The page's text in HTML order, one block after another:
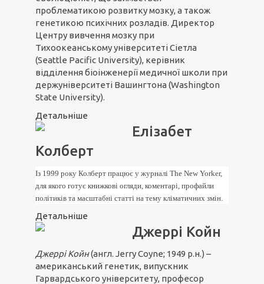
проблематикою розвитку мозку, а також
генетикою психічних розладів. Директор
Центру вивчення мозку при
Тихоокеанському університеті Сіетла
(Seattle Pacific University), керівник
відділення біоінженерії медичної школи при
держуніверситеті Вашингтона (Washington
State University).
Детальніше
Елізабет
Колберт
Із 1999 року Колберт працює у журналі The New Yorker,
для якого готує книжкові огляди, коментарі, профайли
політиків та масштабні статті на тему кліматичних змін.
Детальніше
Джеррі Койн
Джеррі Койн(англ. Jerry Coyne; 1949 р.н.) –
американський генетик, випускник
Гарвардського університету, професор